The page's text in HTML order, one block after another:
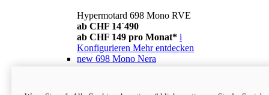
Hypermotard 698 Mono RVE
ab CHF 14´490
ab CHF 149 pro Monat* i
Konfigurieren Mehr entdecken
new 698 Mono Nera
ab CHF 13´990